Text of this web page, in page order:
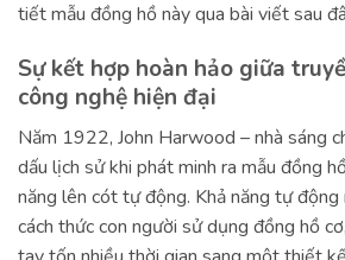
tiết mẫu đồng hồ này qua bài viết sau
Sự kết hợp hoàn hảo giữa
công nghệ hiện đại
Năm 1922, John Harwood – nhà sáng
dấu lịch sử khi phát minh ra mẫu đồng
năng lên cót tự động. Khả năng tự
cách thức con người sử dụng đồng hồ